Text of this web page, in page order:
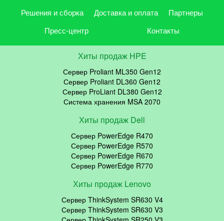
Решения и сборка
Доставка и оплата
Партнеры
Пресс-центр
Контакты
Хиты продаж HPE
Сервер Proliant ML350 Gen12
Сервер Proliant DL360 Gen12
Сервер ProLiant DL380 Gen12
Система хранения MSA 2070
Хиты продаж Dell
Сервер PowerEdge R470
Сервер PowerEdge R570
Сервер PowerEdge R670
Сервер PowerEdge R770
Хиты продаж Lenovo
Сервер ThinkSystem SR630 V4
Сервер ThinkSystem SR630 V3